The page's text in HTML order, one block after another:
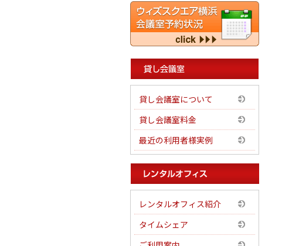
貸し会議室について
貸し会議室料金
最近の利用者様実例
レンタルオフィス紹介
タイムシェア